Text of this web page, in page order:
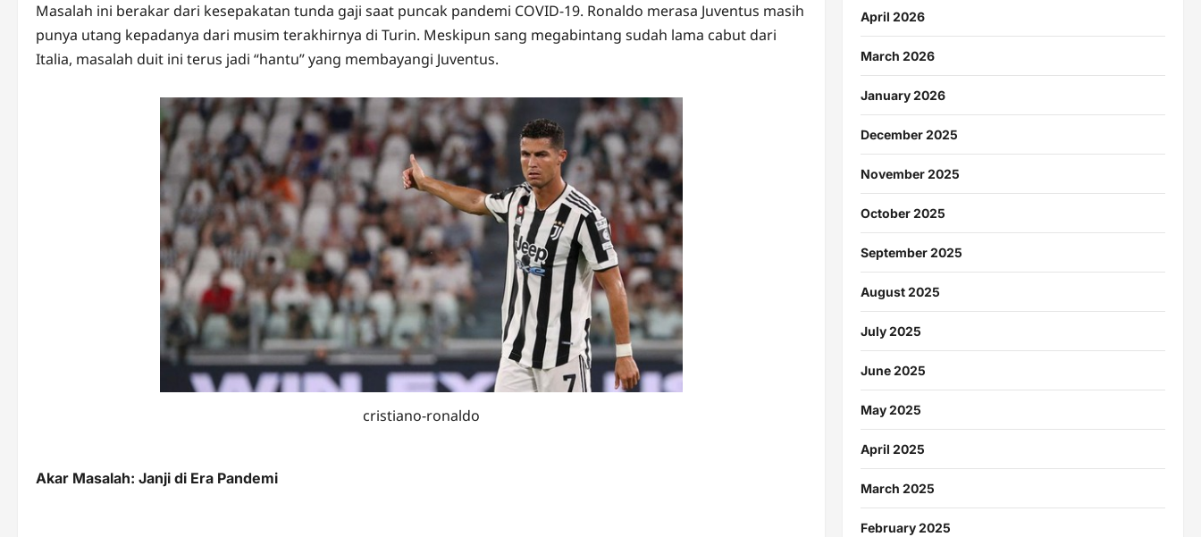
Masalah ini berakar dari kesepakatan tunda gaji saat puncak pandemi COVID-19. Ronaldo merasa Juventus masih
punya utang kepadanya dari musim terakhirnya di Turin. Meskipun sang megabintang sudah lama cabut dari
Italia, masalah duit ini terus jadi “hantu” yang membayangi Juventus.
cristiano-ronaldo
Akar Masalah: Janji di Era Pandemi
April 2026
March 2026
January 2026
December 2025
November 2025
October 2025
September 2025
August 2025
July 2025
June 2025
May 2025
April 2025
March 2025
February 2025